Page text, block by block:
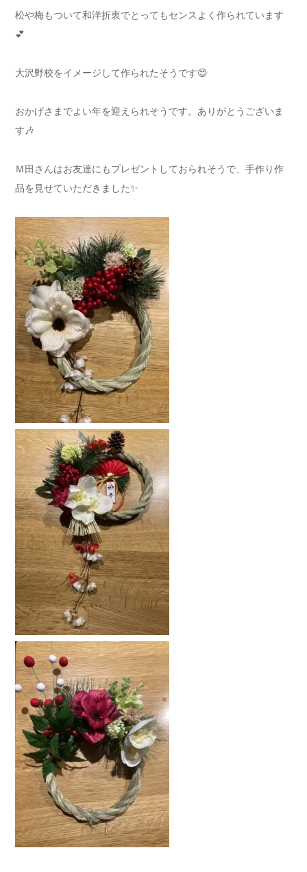
松や梅もついて和洋折衷でとってもセンスよく作られています
💕
大沢野校をイメージして作られたそうです😍
おかげさまでよい年を迎えられそうです。ありがとうございま
す🎶
Ｍ田さんはお友達にもプレゼントしておられそうで、手作り作
品を見せていただきました✨